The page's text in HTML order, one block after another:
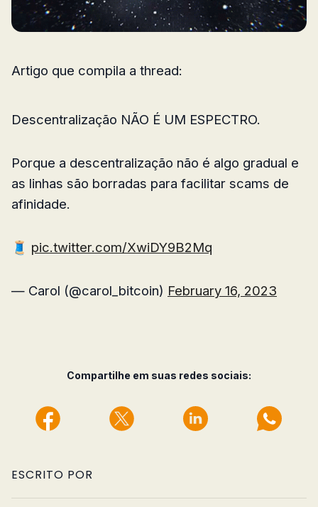
Artigo que compila a thread:
Descentralização NÃO É UM ESPECTRO.
Porque a descentralização não é algo gradual e
as linhas são borradas para facilitar scams de
afinidade.
🧵 pic.twitter.com/XwiDY9B2Mq
— Carol (@carol_bitcoin) February 16, 2023
Compartilhe em suas redes sociais:
ESCRITO POR